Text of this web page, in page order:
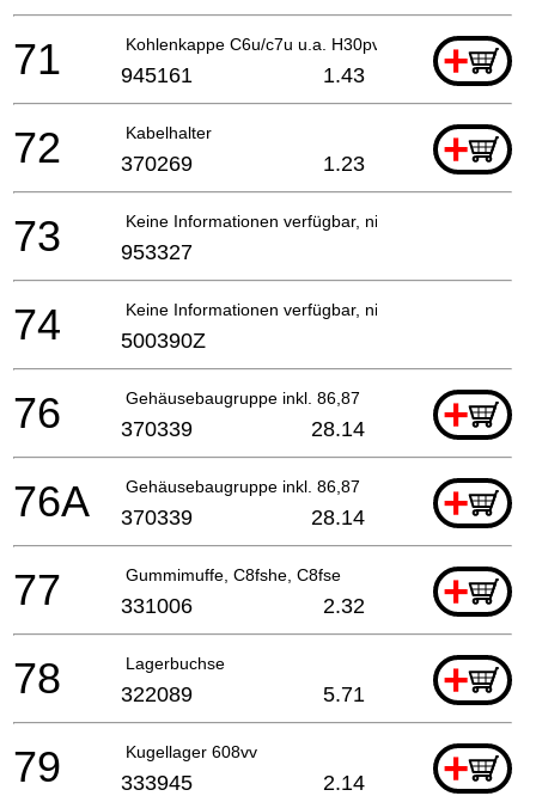
Kohlenkappe C6u/c7u u.a. H30pv/dh30pc/ H41mb/
+
71 945161 1.43
Kabelhalter +
72 370269 1.23
Keine Informationen verfügbar, nicht bestellbar
73 953327
Keine Informationen verfügbar, nicht bestellbar
74 500390Z
Gehäusebaugruppe inkl. 86,87 +
76 370339 28.14
Gehäusebaugruppe inkl. 86,87 +
76A 370339 28.14
Gummimuffe, C8fshe, C8fse +
77 331006 2.32
Lagerbuchse +
78 322089 5.71
Kugellager 608vv +
79 333945 2.14